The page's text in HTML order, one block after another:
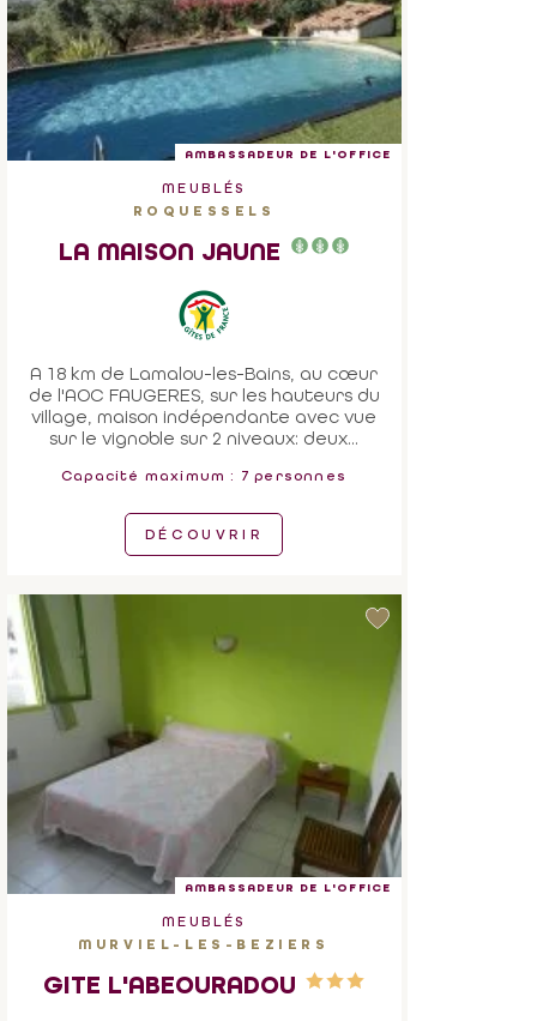
AMBASSADEUR DE L'OFFICE
MEUBLÉS
ROQUESSELS
LA MAISON JAUNE
A 18 km de Lamalou-les-Bains, au cœur
de l'AOC FAUGERES, sur les hauteurs du
village, maison indépendante avec vue
sur le vignoble sur 2 niveaux: deux...
Capacité maximum : 7 personnes
DÉCOUVRIR
AMBASSADEUR DE L'OFFICE
MEUBLÉS
MURVIEL-LES-BEZIERS
GITE L'ABEOURADOU